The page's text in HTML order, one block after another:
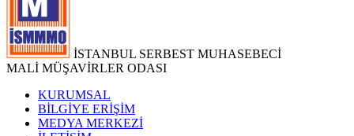
İSTANBUL SERBEST MUHASEBECİ
MALİ MÜŞAVİRLER ODASI
KURUMSAL
BİLGİYE ERİŞİM
MEDYA MERKEZİ